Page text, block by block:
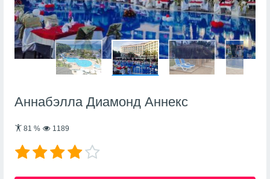
Аннабэлла Диамонд Аннекс
81 % 1189